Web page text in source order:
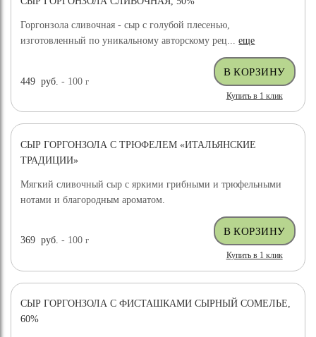
Горгонзола сливочная - сыр с голубой плесенью,
изготовленный по уникальному авторскому рец...еще
449 руб. - 100г
Купить в 1 клик
СЫР ГОРГОНЗОЛА С ТРЮФЕЛЕМ «ИТАЛЬЯНСКИЕ
ТРАДИЦИИ»
Мягкий сливочный сыр с яркими грибными и трюфельными
нотами и благородным ароматом.
369 руб. - 100г
Купить в 1 клик
НОВИНКА
СЫР ГОРГОНЗОЛА С ФИСТАШКАМИ СЫРНЫЙ СОМЕЛЬЕ,
60%